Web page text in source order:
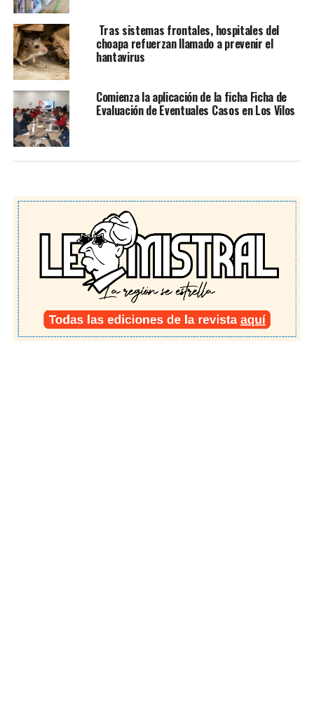
Tras sistemas frontales, hospitales del
choapa refuerzan llamado a prevenir el
hantavirus
Comienza la aplicación de la ficha Ficha de
Evaluación de Eventuales Casos en Los Vilos